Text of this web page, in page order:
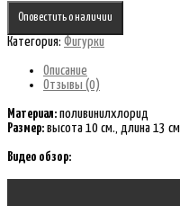
Оповестить о наличии
Категория: Фигурки
Описание
Отзывы (0)
Материал: поливинилхлорид
Размер: высота 10 см., длина 13 см
Видео обзор: